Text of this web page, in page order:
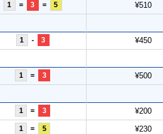
1 = 3 = 5 ¥510
1 - 3 ¥450
1 = 3 ¥500
1 = 3 ¥200
1 = 5 ¥230